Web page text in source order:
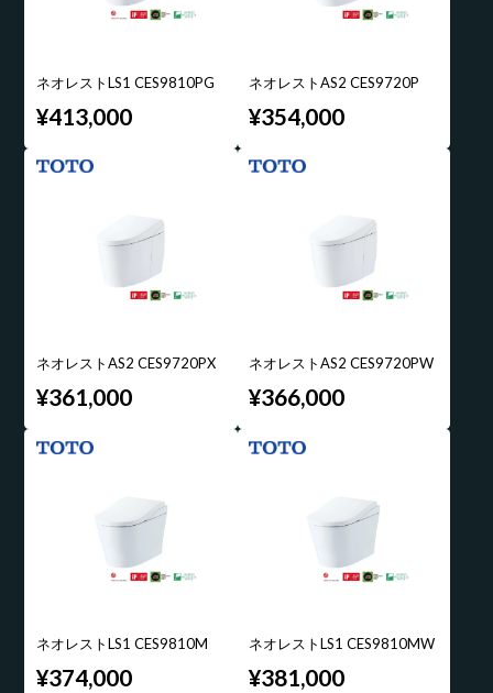
ネオレストLS1 CES9810PG
¥413,000
ネオレストAS2 CES9720P
¥354,000
ネオレストAS2 CES9720PX
¥361,000
ネオレストAS2 CES9720PW
¥366,000
ネオレストLS1 CES9810M
¥374,000
ネオレストLS1 CES9810MW
¥381,000